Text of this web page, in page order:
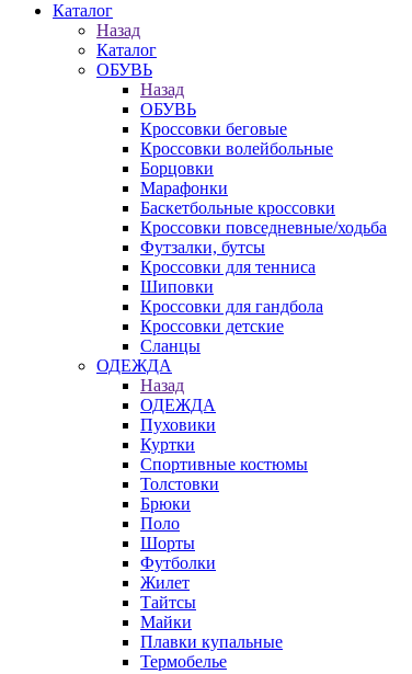
Каталог
Назад
Каталог
ОБУВЬ
Назад
ОБУВЬ
Кроссовки беговые
Кроссовки волейбольные
Борцовки
Марафонки
Баскетбольные кроссовки
Кроссовки повседневные/ходьба
Футзалки, бутсы
Кроссовки для тенниса
Шиповки
Кроссовки для гандбола
Кроссовки детские
Сланцы
ОДЕЖДА
Назад
ОДЕЖДА
Пуховики
Куртки
Спортивные костюмы
Толстовки
Брюки
Поло
Шорты
Футболки
Жилет
Тайтсы
Майки
Плавки купальные
Термобелье